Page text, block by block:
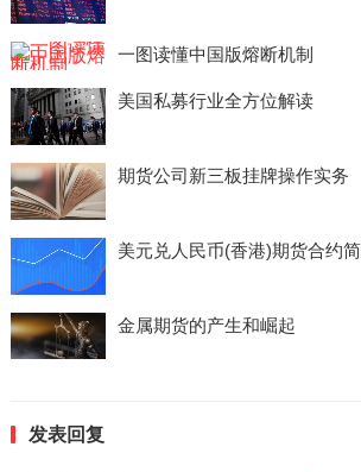
一图读懂中国版熔断机制
美国私募行业全方位解读
期货公司新三板挂牌操作实务
美元兑人民币(香港)期货合约
金属期货的产生和崛起
发表回复